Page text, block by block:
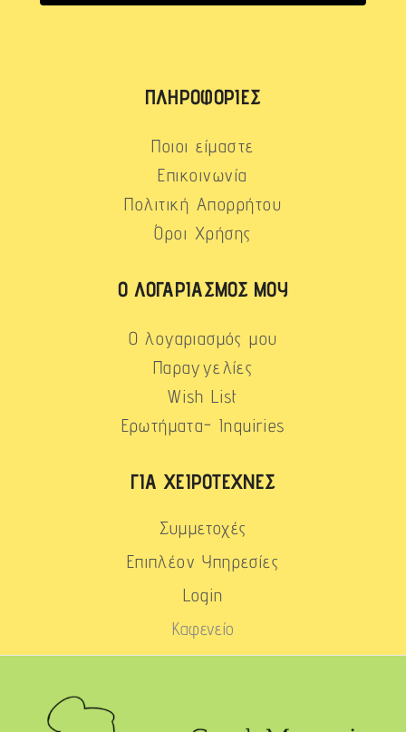
ΠΛΗΡΟΦΟΡΊΕΣ
Ποιοι είμαστε
Επικοινωνία
Πολιτική Απορρήτου
Όροι Χρήσης
Ο ΛΟΓΑΡΙΑΣΜΌΣ ΜΟΥ
Ο λογαριασμός μου
Παραγγελίες
Wish List
Ερωτήματα- Inquiries
ΓΙΑ ΧΕΙΡΟΤΈΧΝΕΣ
Συμμετοχές
Επιπλέον Υπηρεσίες
Login
Καφενείο